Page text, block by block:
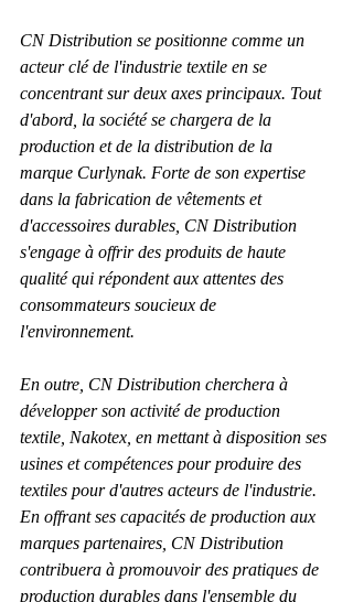
CN Distribution se positionne comme un
acteur clé de l'industrie textile en se
concentrant sur deux axes principaux. Tout
d'abord, la société se chargera de la
production et de la distribution de la
marque Curlynak. Forte de son expertise
dans la fabrication de vêtements et
d'accessoires durables, CN Distribution
s'engage à offrir des produits de haute
qualité qui répondent aux attentes des
consommateurs soucieux de
l'environnement.
En outre, CN Distribution cherchera à
développer son activité de production
textile, Nakotex, en mettant à disposition ses
usines et compétences pour produire des
textiles pour d'autres acteurs de l'industrie.
En offrant ses capacités de production aux
marques partenaires, CN Distribution
contribuera à promouvoir des pratiques de
production durables dans l'ensemble du